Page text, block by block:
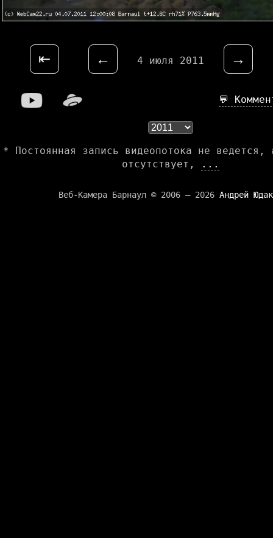
⇤ ← 4 июля 2011 →
💬
* Постоянная запись видеопотока не ведется,
отсутствует,
...
Веб-Камера Барнаул © 2006 — 2026 Андрей